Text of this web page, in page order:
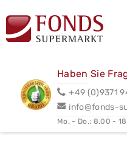
Haben Sie
+49 (0)9371
info@fonds-
Mo. - Do.: 8.00 -